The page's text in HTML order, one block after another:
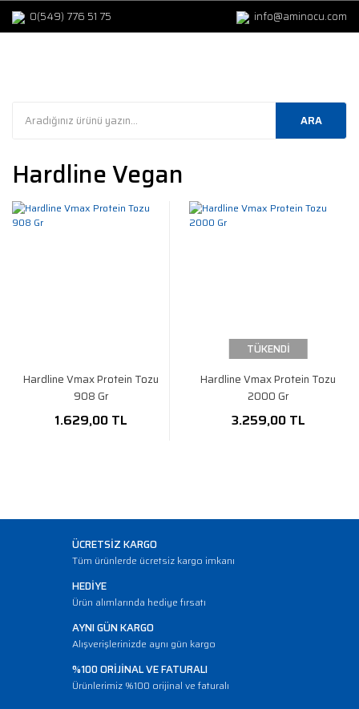
0(549) 776 51 75 info@aminocu.com
ARA
Hardline Vegan
Hardline Vmax Protein Tozu
908 Gr
1.629,00 TL
TÜKENDİ
Hardline Vmax Protein Tozu
2000 Gr
3.259,00 TL
ÜCRETSİZ KARGO
Tüm ürünlerde ücretsiz kargo imkanı
HEDİYE
Ürün alımlarında hediye fırsatı
AYNI GÜN KARGO
Alışverişlerinizde aynı gün kargo
%100 ORİJİNAL VE FATURALI
Ürünlerimiz %100 orijinal ve faturalı